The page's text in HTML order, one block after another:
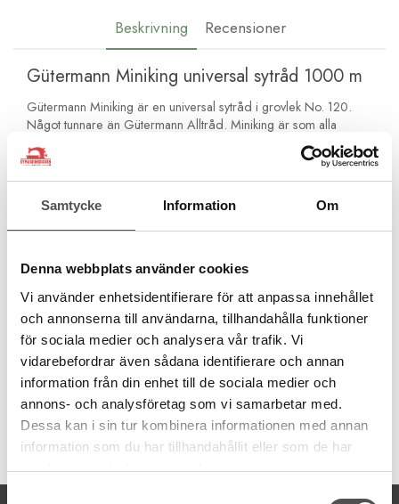
Samtycke Information Om
Denna webbplats använder cookies
Vi använder enhetsidentifierare för att anpassa innehållet
och annonserna till användarna, tillhandahålla funktioner
för sociala medier och analysera vår trafik. Vi
vidarebefordrar även sådana identifierare och annan
information från din enhet till de sociala medier och
annons- och analysföretag som vi samarbetar med.
Dessa kan i sin tur kombinera informationen med annan
information som du har tillhandahållit eller som de har
samlat in när du har använt deras tjänster.
Beskrivning Recensioner
Gütermann Miniking universal sytråd 1000 m
Gütermann Miniking är en universal sytråd i grovlek No. 120.
Något tunnare än Gütermann Alltråd. Miniking är som alla
Gütermanntrådar i högsta kvalitet. Jämn, slät och inte luddig. Kan
användas som overlocktråd i overlockmaskiner, i CoverStitch
maskiner och i vanliga symaskiner.
Micro Core Technology®
Universal sytråd för symaskiner, overlock och
covermaskiner
Grovlek No. 120
100% polyester
1000 m Miniking
Nålrek. Nr 60-80
Artikelnummer: